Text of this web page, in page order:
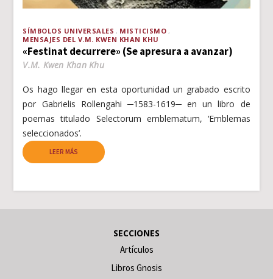
SÍMBOLOS UNIVERSALES
MISTICISMO
MENSAJES DEL V.M. KWEN KHAN KHU
«Festinat decurrere» (Se apresura a avanzar)
V.M. Kwen Khan Khu
Os hago llegar en esta oportunidad un grabado escrito
por Gabrielis Rollengahi ─1583-1619─ en un libro de
poemas titulado Selectorum emblematum, ‘Emblemas
seleccionados’.
LEER MÁS
SECCIONES
Artículos
Libros Gnosis